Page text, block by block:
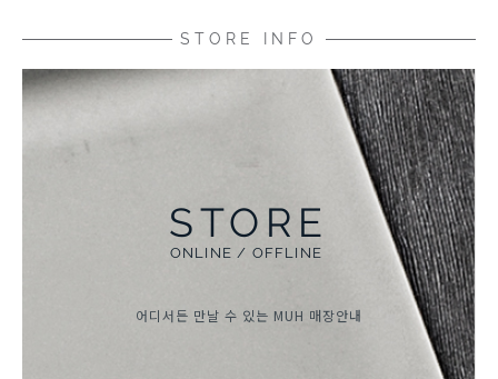
STORE INFO
STORE
ONLINE / OFFLINE
어디서든 만날 수 있는 MUH 매장안내